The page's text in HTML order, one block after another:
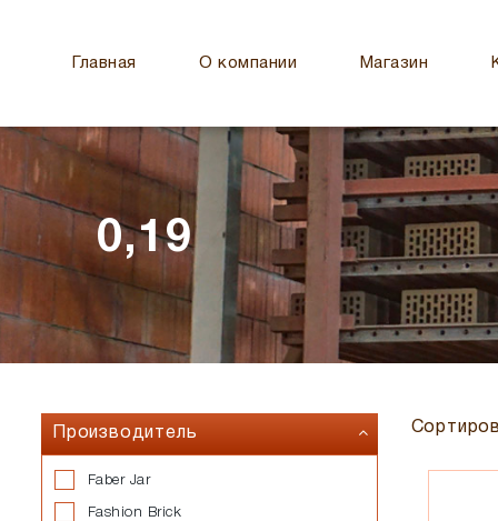
Главная О компании Магазин
0,19
Производитель
Faber Jar
Fashion Brick